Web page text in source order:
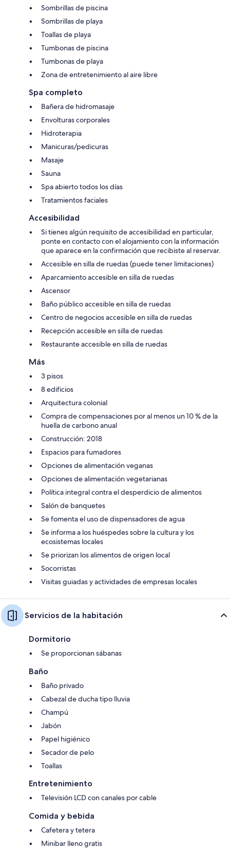
Sombrillas de piscina
Sombrillas de playa
Toallas de playa
Tumbonas de piscina
Tumbonas de playa
Zona de entretenimiento al aire libre
Spa completo
Bañera de hidromasaje
Envolturas corporales
Hidroterapia
Manicuras/pedicuras
Masaje
Sauna
Spa abierto todos los días
Tratamientos faciales
Accesibilidad
Si tienes algún requisito de accesibilidad en particular,
ponte en contacto con el alojamiento con la información
que aparece en la confirmación que recibiste al reservar.
Accesible en silla de ruedas (puede tener limitaciones)
Aparcamiento accesible en silla de ruedas
Ascensor
Baño público accesible en silla de ruedas
Centro de negocios accesible en silla de ruedas
Recepción accesible en silla de ruedas
Restaurante accesible en silla de ruedas
Más
3 pisos
8 edificios
Arquitectura colonial
Compra de compensaciones por al menos un 10 % de la
huella de carbono anual
Construcción: 2018
Espacios para fumadores
Opciones de alimentación veganas
Opciones de alimentación vegetarianas
Política integral contra el desperdicio de alimentos
Salón de banquetes
Se fomenta el uso de dispensadores de agua
Se informa a los huéspedes sobre la cultura y los
ecosistemas locales
Se priorizan los alimentos de origen local
Socorristas
Visitas guiadas y actividades de empresas locales
Servicios de la habitación
Dormitorio
Se proporcionan sábanas
Baño
Baño privado
Cabezal de ducha tipo lluvia
Champú
Jabón
Papel higiénico
Secador de pelo
Toallas
Entretenimiento
Televisión LCD con canales por cable
Comida y bebida
Cafetera y tetera
Minibar lleno gratis